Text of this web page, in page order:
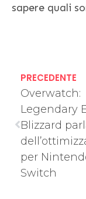
sapere quali
PRECEDENTE
Overwatch:
Legendary
Blizzard
per
Switch